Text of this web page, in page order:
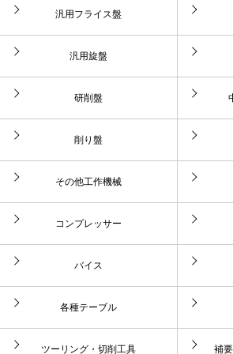
汎用フライス盤
汎用旋盤
研削盤
削り盤
その他工作機械
コンプレッサー
バイス
各種テーブル
ツーリング・切削工具 補